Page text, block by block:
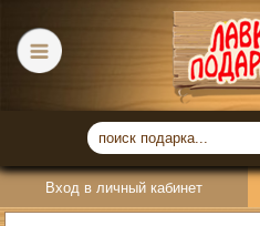
Вход в личный кабинет